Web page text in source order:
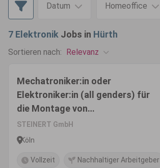
Datum Homeoffice
7 Elektronik Jobs in Hürth
Sortieren nach: Relevanz
Mechatroniker:in oder
Elektroniker:in (all genders) für
die Montage von
Separationsmaschinen
STEINERT GmbH
Köln
Vollzeit Nachhaltiger Arbeitgeber